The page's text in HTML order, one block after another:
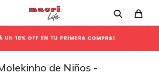
de Niños -